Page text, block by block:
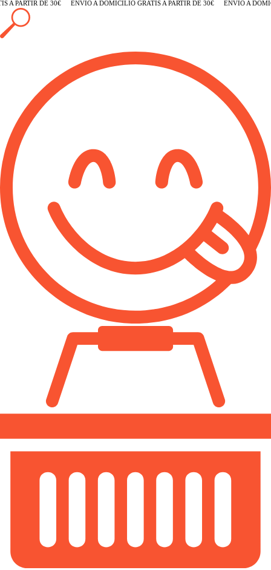
PARTIR DE 30€ ENVÍO A DOMICILIO GRATIS A PARTIR DE 30€ ENVÍO A